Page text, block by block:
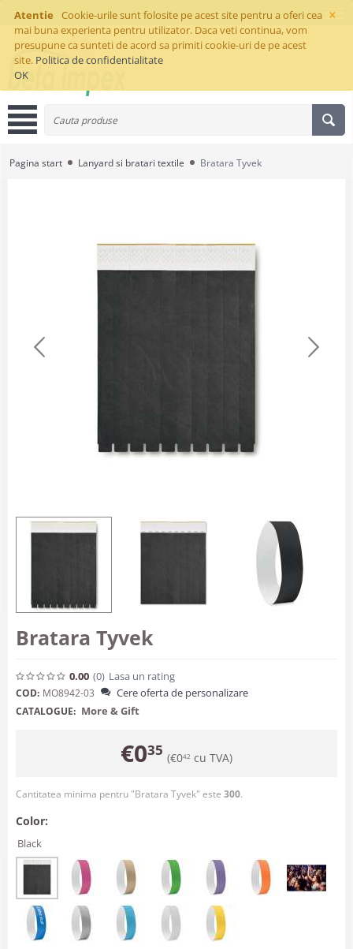
×
Atentie
Cookie-urile sunt folosite pe acest site pentru a oferi cea
mai buna experienta pentru utilizator. Daca veti continua, vom
presupune ca sunteti de acord sa primiti cookie-uri de pe acest
site. Politica de confidentialitate
OK
Pagina start Lanyard si bratari textile Bratara Tyvek
Bratara Tyvek
0.00 (0) Lasa un rating
COD: MO8942-03 Cere oferta de personalizare
CATALOGUE: More & Gift
€035 (€042 cu TVA)
Cantitatea minima pentru "Bratara Tyvek" este 300.
Color:
Black